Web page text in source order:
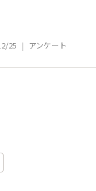
25 | アンケート